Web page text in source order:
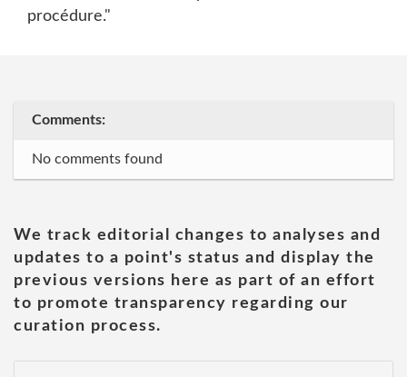
procédure."
Comments:
No comments found
We track editorial changes to analyses and
updates to a point's status and display the
previous versions here as part of an effort
to promote transparency regarding our
curation process.